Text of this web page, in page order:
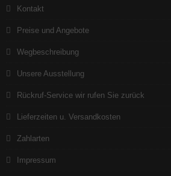
Kontakt
Preise und Angebote
Wegbeschreibung
Unsere Ausstellung
Rückruf-Service wir rufen Sie zurück
Lieferzeiten u. Versandkosten
Zahlarten
Impressum